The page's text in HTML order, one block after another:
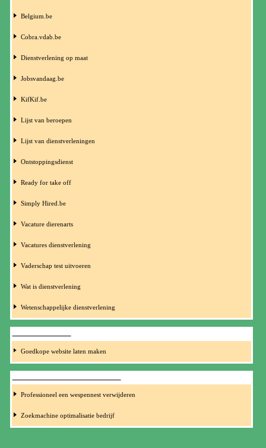
Belgium.be
Cobra.vdab.be
Dienstverlening op maat
Jobsvandaag.be
KifKif.be
Lijst van beroepen
Lijst van dienstverleningen
Ontstoppingsdienst
Ready for take off
Simply Hired.be
Vacature dierenarts
Vacatures dienstverlening
Vaderschap test uitvoeren
Wat is dienstverlening
Wetenschappelijke dienstverlening
Goedkope website laten maken
Professioneel een wespennest verwijderen
Zoekmachine optimalisatie bedrijf